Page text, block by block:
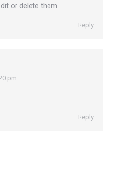
or delete them.
Reply
pm
Reply